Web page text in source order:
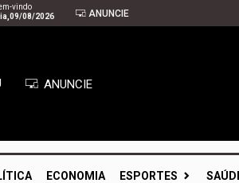
vindo
08/2026
ANUNCIE
ANUNCIE
ECONOMIA ESPORTES